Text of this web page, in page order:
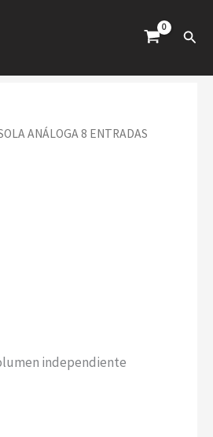
ANÁLOGA 8 ENTRADAS
independiente